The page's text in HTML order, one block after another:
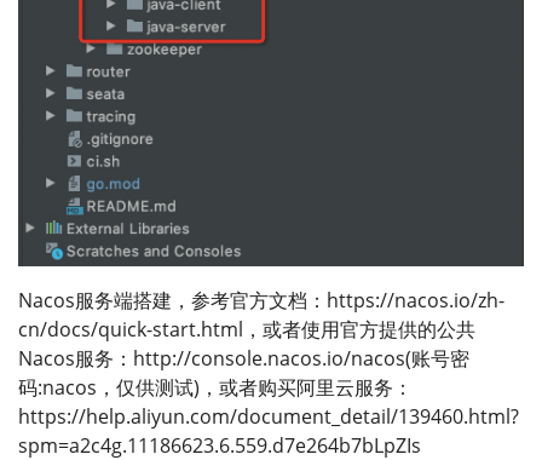
Nacos服务端搭建，参考官方文档：https://nacos.io/zh-
cn/docs/quick-start.html，或者使用官方提供的公共
Nacos服务：http://console.nacos.io/nacos(账号密
码:nacos，仅供测试)，或者购买阿里云服务：
https://help.aliyun.com/document_detail/139460.html?
spm=a2c4g.11186623.6.559.d7e264b7bLpZIs